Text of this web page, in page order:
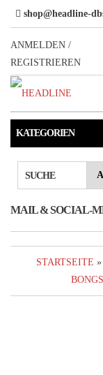
Direkt
zum
Inhalt
shop@headline-
ANMELDEN /
REGISTRIEREN
KATEGORIEN
SUCHE
MAIL & SOCIAL-
STARTSEITE »
BONGS